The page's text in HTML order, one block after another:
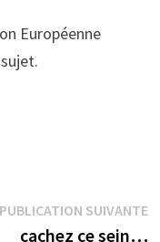
Européenne
PUBLICATION SUIVANTE
cachez ce sein…